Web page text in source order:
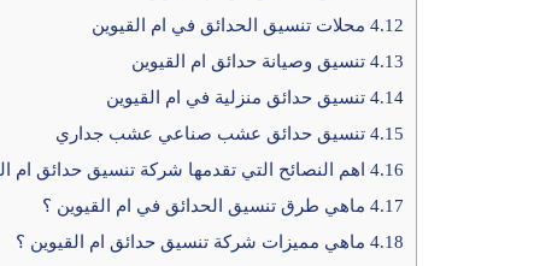
4.12 محلات تنسيق الحدائق في ام القيوين
4.13 تنسيق وصيانة حدائق ام القيوين
4.14 تنسيق حدائق منزلية في ام القيوين
4.15 تنسيق حدائق عشب صناعي عشب جداري
4.16 اهم النصائح التي تقدمها شركة تنسيق حدائق ام
4.17 ماهي طرق تنسيق الحدائق في ام القيوين ؟
4.18 ماهي مميزات شركة تنسيق حدائق ام القيوين ؟